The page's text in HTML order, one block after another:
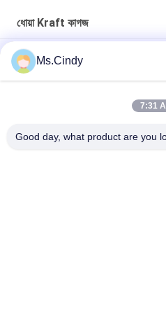
ধোয়া Kraft কাগজ
প্রতিরোধের ওয়াশযোগ্য ক্রাফ্ট পেপার ফ্যাব্রিক
শক্ত পরিধানের ফ্যাব্রিক ক্রাফ্ট পেপার 0.55
ফ্যাশন হ্যান্ডব্যাগের জন্য 150 সেমি * 100
Ms.Cindy
7:31
Good day, what product are you